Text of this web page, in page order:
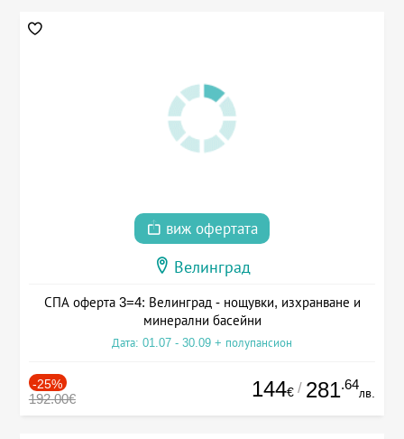
виж офертата
Велинград
СПА оферта 3=4: Велинград - нощувки, изхранване и
минерални басейни
Дата: 01.07 - 30.09 + полупансион
-25%
192.00€ 144€ / 281.64
лв.